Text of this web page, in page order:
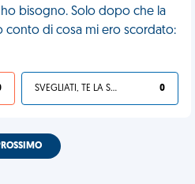
bisogno. Solo dopo che la
conto di cosa mi ero scordato:
SVEGLIATI, TE LA SEI CERCATA! 0